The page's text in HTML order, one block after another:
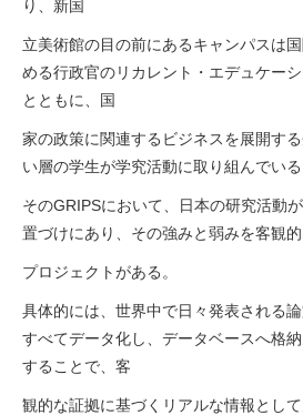
り、新国
立美術館の目の前にあるキャンパスは
める行政官のリカレント・エデュケー
とともに、国
家の政策に関連するビジネスを展開す
い層の学生が学究活動に取り組んでいる
そのGRIPSにおいて、日本の研究活動
置づけにあり、その強みと弱みを客観
プロジェクトがある。
具体的には、世界中で日々発表される
すべてデータ化し、データベースへ格
することで、客
観的な証拠に基づくリアルな情報とし